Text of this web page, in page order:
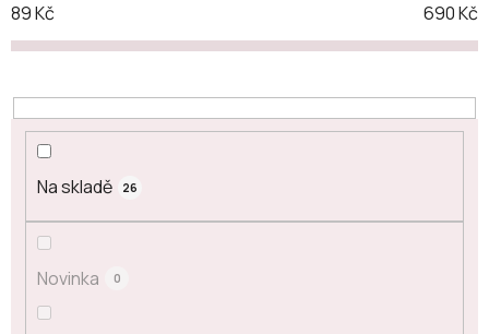
89Kč 690Kč
Na skladě 26
Novinka 0